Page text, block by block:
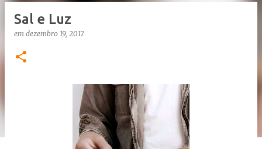
Sal e Luz
em dezembro 19, 2017